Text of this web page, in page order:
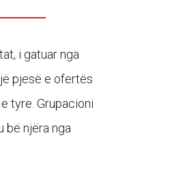
i gatuar nga
pjesë e ofertës
tyre. Grupacioni
bë njëra nga